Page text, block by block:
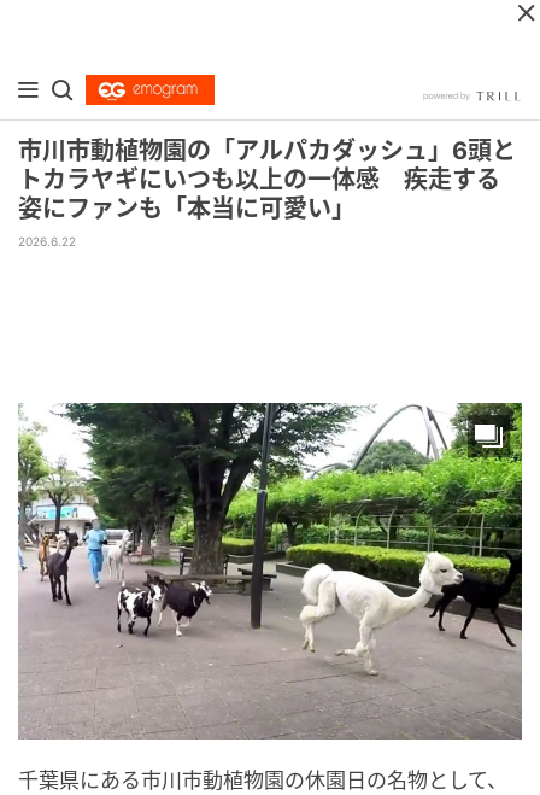
市川市動植物園の「アルパカダッシュ」6頭と
トカラヤギにいつも以上の一体感 疾走する
姿にファンも「本当に可愛い」
2026.6.22
千葉県にある市川市動植物園の休園日の名物として、